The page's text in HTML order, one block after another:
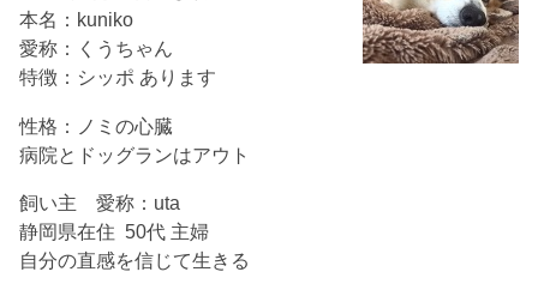
本名：kuniko
愛称：くうちゃん
特徴：シッポ あります
性格：ノミの心臓
病院とドッグランはアウト
飼い主 愛称：uta
静岡県在住 50代 主婦
自分の直感を信じて生きる